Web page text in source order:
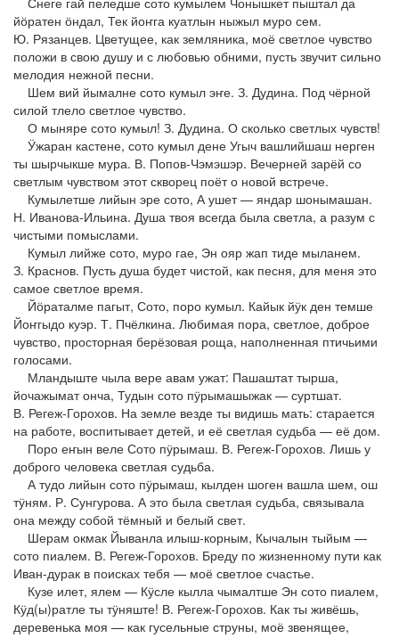
йӧратен ӧндал, Тек йоҥга куатлын ныжыл муро сем.
Ю. Рязанцев. Цветущее, как земляника, моё светлое чувство
положи в свою душу и с любовью обними, пусть звучит сильно
мелодия нежной песни.
Шем вий йымалне сото кумыл эҥе. З. Дудина. Под чёрной
силой тлело светлое чувство.
О мыняре сото кумыл! З. Дудина. О сколько светлых чувств!
Ӱжаран кастене, сото кумыл дене Угыч вашлийшаш нерген
ты шырчыкше мура. В. Попов-Чэмэшэр. Вечерней зарёй со
светлым чувством этот скворец поёт о новой встрече.
Кумылетше лийын эре сото, А ушет — яндар шонымашан.
Н. Иванова-Ильина. Душа твоя всегда была светла, а разум с
чистыми помыслами.
Кумыл лийже сото, муро гае, Эн ояр жап тиде мыланем.
З. Краснов. Пусть душа будет чистой, как песня, для меня это
самое светлое время.
Йӧраталме пагыт, Сото, поро кумыл. Кайык йӱк ден темше
Йоҥгыдо куэр. Т. Пчёлкина. Любимая пора, светлое, доброе
чувство, просторная берёзовая роща, наполненная птичьими
голосами.
Мландыште чыла вере авам ужат: Пашаштат тырша,
йочажымат онча, Тудын сото пӱрымашыжак — суртшат.
В. Регеж-Горохов. На земле везде ты видишь мать: старается
на работе, воспитывает детей, и её светлая судьба — её дом.
Поро еҥын веле Сото пӱрымаш. В. Регеж-Горохов. Лишь у
доброго человека светлая судьба.
А тудо лийын сото пӱрымаш, кылден шоген вашла шем, ош
тӱням. Р. Сунгурова. А это была светлая судьба, связывала
она между собой тёмный и белый свет.
Шерам окмак Йыванла илыш-корным, Кычалын тыйым —
сото пиалем. В. Регеж-Горохов. Бреду по жизненному пути как
Иван-дурак в поисках тебя — моё светлое счастье.
Кузе илет, ялем — Кӱсле кылла чымалтше Эн сото пиалем,
Кӱд(ы)ратле ты тӱняште! В. Регеж-Горохов. Как ты живёшь,
деревенька моя — как гусельные струны, моё звенящее,